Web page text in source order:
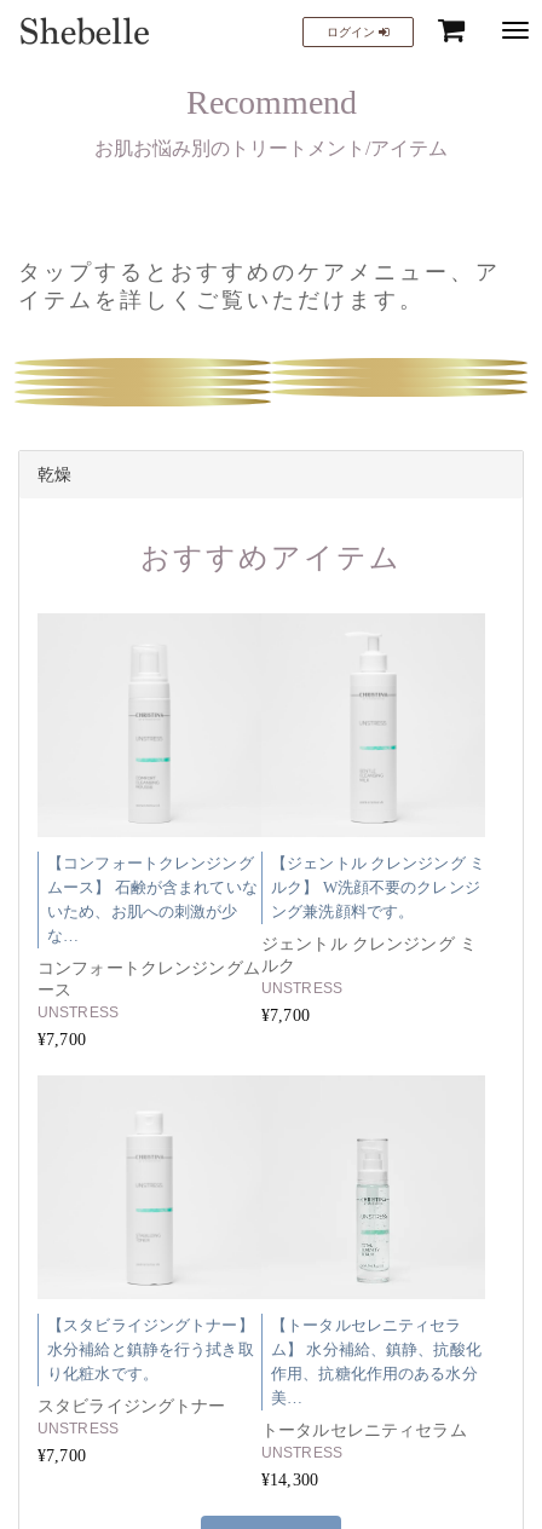
ログイン
Recommend
お肌お悩み別のトリートメント/アイテム
タップするとおすすめのケアメニュー、ア
イテムを詳しくご覧いただけます。
乾燥
ヒリつき・
シミ・色素沈着した
乾燥
おすすめアイテム
【コンフォートクレンジング
ムース】 石鹸が含まれていな
いため、お肌への刺激が少
な…
コンフォートクレンジングム
ース
UNSTRESS
¥7,700
【ジェントル クレンジング ミ
ルク】 W洗顔不要のクレンジ
ング兼洗顔料です。
ジェントル クレンジング ミ
ルク
UNSTRESS
¥7,700
【スタビライジングトナー】
水分補給と鎮静を行う拭き取
り化粧水です。
スタビライジングトナー
UNSTRESS
¥7,700
【トータルセレニティセラ
ム】 水分補給、鎮静、抗酸化
作用、抗糖化作用のある水分
美…
トータルセレニティセラム
UNSTRESS
¥14,300